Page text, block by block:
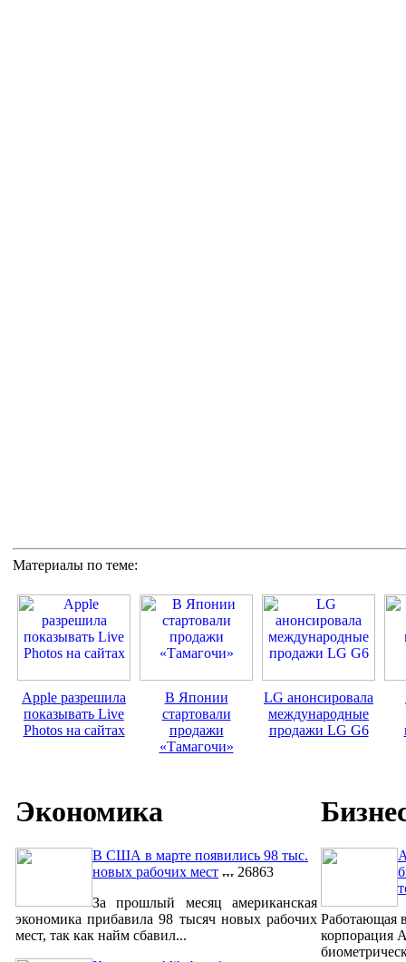
Материалы по теме:
Apple разрешила
показывать Live
Photos на сайтах
В Японии
стартовали
продажи
«Тамагочи»
LG анонсировала
международные
продажи LG G6
Экономика
В США в марте появились 98 тыс.
новых рабочих мест
26863
За прошлый месяц американская
экономика прибавила 98 тысяч новых рабочих
мест, так как найм сбавил...
Работающая
корпорация